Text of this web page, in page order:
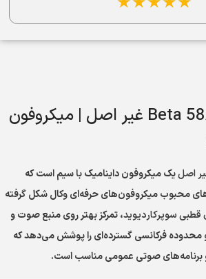
میکروفن شور Beta 58A غیر اصل | میکروفون
یک میکروفون داینامیک با سیم است که
محبوب میکروفون‌های حرفه‌ای وکال شکل گرفته
قطبی سوپرکاردیوید، تمرکز بهتر روی منبع صوت و
محدوده فرکانسی گسترده‌ای را پوشش می‌دهد که
و برنامه‌های صوتی عمومی مناسب است.